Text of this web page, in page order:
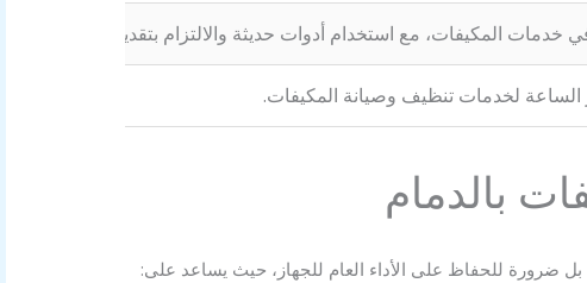
المكيفات، مع استخدام أدوات حديثة والالتزام بتقديم حلول موثوقة
لخدمات تنظيف وصيانة المكيفات.
بالدمام
ضرورة للحفاظ على الأداء العام للجهاز، حيث يساعد على: